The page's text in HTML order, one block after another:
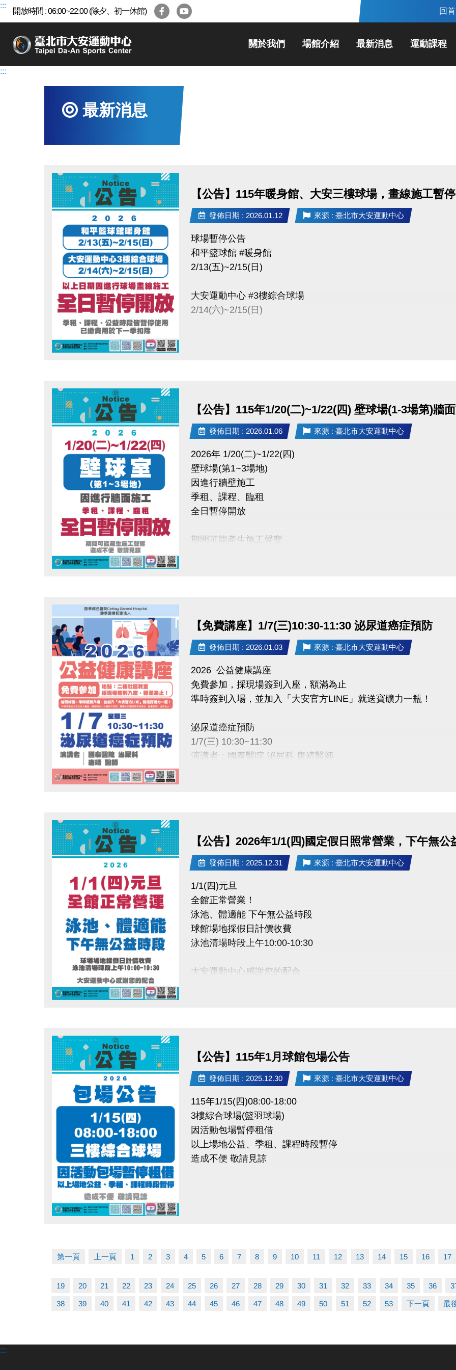
跳
區
:::
開放時間 : 06:00~22:00 (除夕、初一休館) 回
關於我們 場館介紹 最新消息 運動課程
:::
最新消息
【公告】115年暖身館、大安三樓球場，畫線施工暫
發佈日期 : 2026.01.12 來源 : 臺北市大安運動中心
球場暫停公告
和平籃球館 #暖身館
2/13(五)~2/15(日)
大安運動中心 #3樓綜合球場
2/14(六)~2/15(日)
將產生大量異味，故也全面暫停開放
季租、課程、臨租、公益時段皆暫停
已繳費用於下一季扣除
大安運動中心 感謝您的配合
【公告】115年1/20(二)~1/22(四) 壁球場(1-3場第)牆
發佈日期 : 2026.01.06 來源 : 臺北市大安運動中心
2026年 1/20(二)~1/22(四)
壁球場(第1~3場地)
因進行牆壁施工
季租、課程、臨租
全日暫停開放
期間可能產生施工聲響
【免費講座】1/7(三)10:30-11:30 泌尿道癌症預防
發佈日期 : 2026.01.03 來源 : 臺北市大安運動中心
2026 公益健康講座
免費參加，採現場簽到入座，額滿為止
準時簽到入場，並加入「大安官方LINE」就送寶礦力一瓶！
泌尿道癌症預防
1/7(三) 10:30~11:30
演講者：國泰醫院 泌尿科 唐靖醫師
主辦：
國泰綜合醫院Cathay General Hospital
國泰醫療財團法人
【公告】2026年1/1(四)國定假日照常營業，下午無公
發佈日期 : 2025.12.31 來源 : 臺北市大安運動中心
1/1(四)元旦
全館正常營業！
泳池、體適能 下午無公益時段
球館場地採假日計價收費
泳池清場時段上午10:00-10:30
大安運動中心感謝您的配合
【公告】115年1月球館包場公告
發佈日期 : 2025.12.30 來源 : 臺北市大安運動中心
115年1/15(四)08:00-18:00
3樓綜合球場(籃羽球場)
因活動包場暫停租借
以上場地公益、季租、課程時段暫停
造成不便 敬請見諒
第一頁 上一頁 1 2 3 4 5 6 7 8 9 10 11 12 13 14 15 16 17
19 20 21 22 23 24 25 26 27 28 29 30 31 32 33 34 35 36
38 39 40 41 42 43 44 45 46 47 48 49 50 51 52 53 下一頁 最
:::